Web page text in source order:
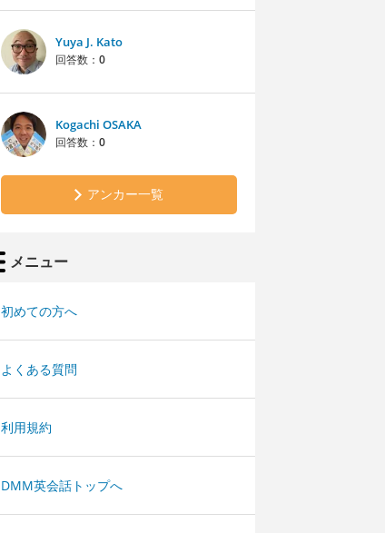
Yuya J. Kato
回答数： 0
Kogachi OSAKA
回答数： 0
アンカー一覧
メニュー
初めての方へ
よくある質問
利用規約
DMM英会話トップへ